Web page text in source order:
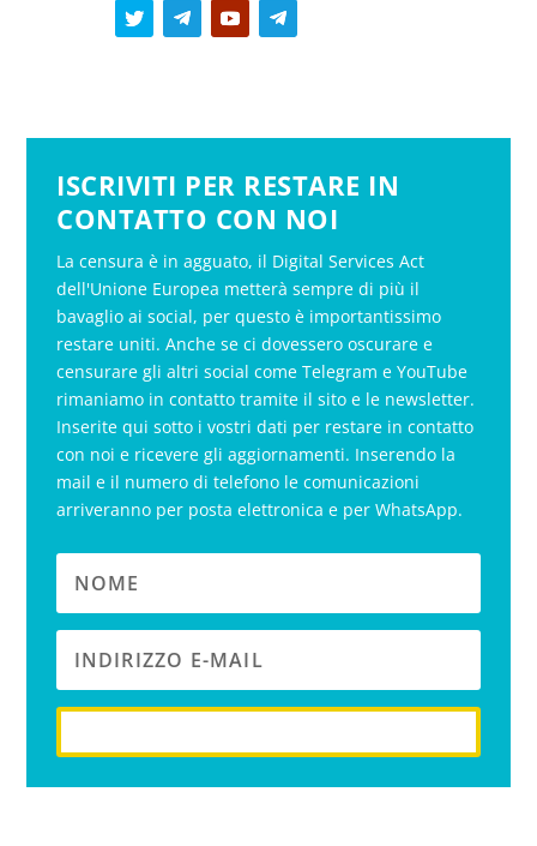
ISCRIVITI PER RESTARE IN
CONTATTO CON NOI
La censura è in agguato, il Digital Services Act
dell'Unione Europea metterà sempre di più il
bavaglio ai social, per questo è importantissimo
restare uniti. Anche se ci dovessero oscurare e
censurare gli altri social come Telegram e YouTube
rimaniamo in contatto tramite il sito e le newsletter.
Inserite qui sotto i vostri dati per restare in contatto
con noi e ricevere gli aggiornamenti. Inserendo la
mail e il numero di telefono le comunicazioni
arriveranno per posta elettronica e per WhatsApp.